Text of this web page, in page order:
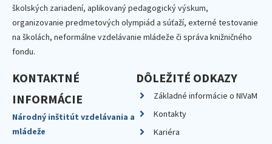
školských zariadení, aplikovaný pedagogický výskum,
organizovanie predmetových olympiád a súťaží, externé testovanie
na školách, neformálne vzdelávanie mládeže či správa knižničného
fondu.
KONTAKTNÉ
INFORMÁCIE
Národný inštitút vzdelávania a
mládeže
DÔLEŽITÉ ODKAZY
Základné informácie o NIVaM
Kontakty
Kariéra